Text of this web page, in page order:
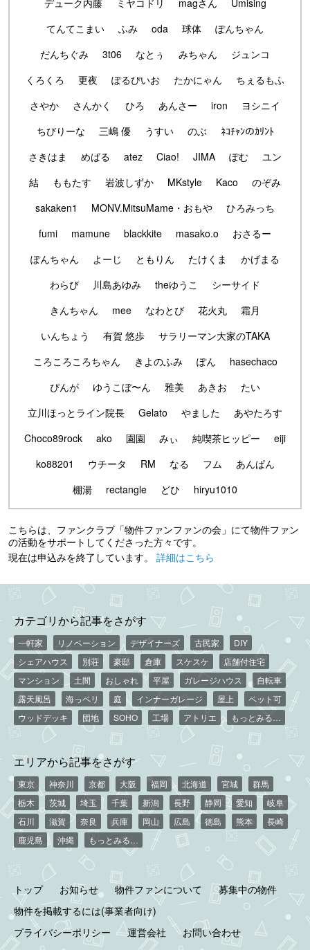
てんてこまい
ふみ oda 球体
ぽんちゃん
だんちぐみ
3t06 なとぅ みちゃん
ジュンコ
くろくろ
更夜 ぽるぴいお たかにゃん
ちぇるもふ
さやか
さんかく ひろ あんさー iron
ヨシニイ
ちびりーな
三嶋 優 うすい のぶ
ﾈｺﾁｬﾝのｶﾘﾝﾄ
さきはま
めばる atez Ciao! JIMA ぽむ
ユン
結
ももたす 岩波しずか MKstyle Kaco
のぞみ
sakaken1
MONV.MitsuMame・おもや
ひろみっち
fumi
mamune blackkite masako.o
おさるー
ぽんちゃん
よーじ ともりん たけくま
かげまる
わらび
川島あゆみ theゆうこ
シーサイド
きんちゃん
mee なわとび 花火丸
霜月
いんちょう
有賀 悠歩
サラリーマン大家のTAKA
ころころころちゃん
きよのふみ ぽん
hasechaco
ぴんが
ゆうこぼ〜ん 雅美 あきお
たい
立川ほっとライン院長
Gelato やました
あやたろす
Choco89rock
ako 園園 みぃ 純喫茶ヒッピー
eiji
ko88201
ウチータ RM なる フム
あんぱん
棚湯
rectangle どひ hiryu1010
こちらは、ファンクラブ「物件ファンファンの会」にて物件ファン
の活動をサポートしてくださった方々です。
現在は申込みを終了しています。 詳細はこちら
カテゴリから記事をさがす
一軒家 リノベーション デザイナーズ 古民家
DIY
シェアハウス
別荘 豪邸 倉庫 スケスケ
店舗付住宅
マンション
土間 おしゃれ 平屋 ガレージハウス
自転車
露天風呂
海っペリ 庭 インナーガレージ 屋上
ペット可
ウッドデッキ
団地 SOHO 工場 アトリエ もっとみる…
エリアから記事をさがす
東京 神奈川 京都 大阪 福岡 北海道 宮城
群馬
栃木
茨城 埼玉 千葉 新潟 長野 静岡 愛知
岐阜
石川
滋賀 奈良 兵庫 岡山 広島 徳島 熊本
長崎
鹿児島
沖縄 もっとみる…
トップ お知らせ 物件ファンについて
募集中の物件
物件を掲載するには(事業者向け)
プライバシーポリシー
運営会社 お問い合わせ